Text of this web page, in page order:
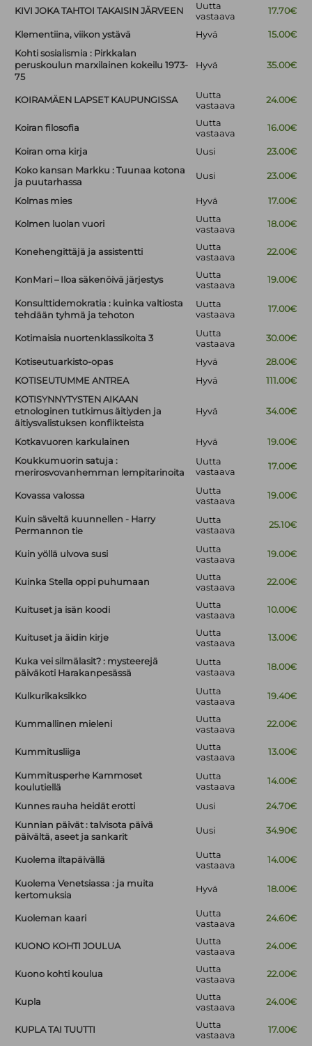
KIVI JOKA TAHTOI TAKAISIN JÄRVEEN
Uutta
vastaava
17.70€
Klementiina, viikon ystävä Hyvä
15.00€
Kohti sosialismia : Pirkkalan
peruskoulun marxilainen kokeilu 1973-
75
Hyvä 35.00€
KOIRAMÄEN LAPSET KAUPUNGISSA
Uutta
vastaava
24.00€
Koiran filosofia
Uutta
vastaava
16.00€
Koiran oma kirja Uusi
23.00€
Koko kansan Markku : Tuunaa kotona
ja puutarhassa
Uusi 23.00€
Kolmas mies Hyvä 17.00€
Kolmen luolan vuori
Uutta
vastaava
18.00€
Konehengittäjä ja assistentti
Uutta
vastaava
22.00€
KonMari – Iloa säkenöivä järjestys
Uutta
vastaava
19.00€
Konsulttidemokratia : kuinka valtiosta
tehdään tyhmä ja tehoton
Uutta
vastaava
17.00€
Kotimaisia nuortenklassikoita 3
Uutta
vastaava
30.00€
Kotiseutuarkisto-opas Hyvä
28.00€
KOTISEUTUMME ANTREA
Hyvä
111.00€
KOTISYNNYTYSTEN AIKAAN
etnologinen tutkimus äitiyden ja
äitiysvalistuksen konflikteista
Hyvä 34.00€
Kotkavuoren karkulainen Hyvä
19.00€
Koukkumuorin satuja :
merirosvovanhemman lempitarinoita
Uutta
vastaava
17.00€
Kovassa valossa
Uutta
vastaava
19.00€
Kuin säveltä kuunnellen - Harry
Permannon tie
Uutta
vastaava
25.10€
Kuin yöllä ulvova susi
Uutta
vastaava
19.00€
Kuinka Stella oppi puhumaan
Uutta
vastaava
22.00€
Kuituset ja isän koodi
Uutta
vastaava
10.00€
Kuituset ja äidin kirje
Uutta
vastaava
13.00€
Kuka vei silmälasit? : mysteerejä
päiväkoti Harakanpesässä
Uutta
vastaava
18.00€
Kulkurikaksikko
Uutta
vastaava
19.40€
Kummallinen mieleni
Uutta
vastaava
22.00€
Kummitusliiga
Uutta
vastaava
13.00€
Kummitusperhe Kammoset
koulutiellä
Uutta
vastaava
14.00€
Kunnes rauha heidät erotti Uusi
24.70€
Kunnian päivät : talvisota päivä
päivältä, aseet ja sankarit
Uusi 34.90€
Kuolema iltapäivällä
Uutta
vastaava
14.00€
Kuolema Venetsiassa : ja muita
kertomuksia
Hyvä 18.00€
Kuoleman kaari
Uutta
vastaava
24.60€
KUONO KOHTI JOULUA
Uutta
vastaava
24.00€
Kuono kohti koulua
Uutta
vastaava
22.00€
Kupla
Uutta
vastaava
24.00€
KUPLA TAI TUUTTI
Uutta
vastaava
17.00€